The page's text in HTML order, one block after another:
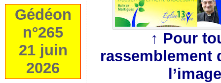
Gédéon
n°265
21 juin
2026
↑ Pour
rassemblement